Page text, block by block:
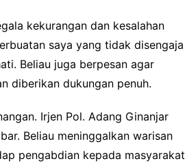
kekurangan dan kesalahan
saya yang tidak disengaja
Beliau juga berpesan agar
diberikan dukungan penuh.
Irjen Pol. Adang Ginanjar
Beliau meninggalkan warisan
pengabdian kepada masyarakat